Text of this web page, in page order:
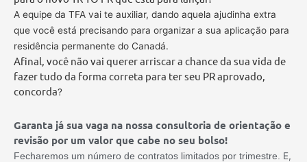
A equipe da TFA vai te auxiliar, dando aquela ajudinha extra
que você está precisando para organizar a sua aplicação para
residência permanente do Canadá.
Afinal, você não vai querer arriscar a chance da sua vida de
fazer tudo da forma correta para ter seu PR aprovado,
concorda?
Garanta já sua vaga na nossa consultoria de orientação e
revisão por um valor que cabe no seu bolso!
Fecharemos um número de contratos limitados por trimestre. E,